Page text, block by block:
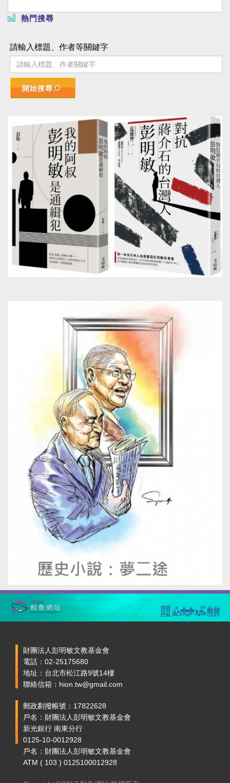
熱門搜尋
請輸入標題、作者等關鍵字
開始搜尋
財團法人彭明敏文教基金會
電話：02-25175680
地址：台北市松江路9號14樓
聯絡信箱：hion.tw@gmail.com
郵政劃撥帳號：17822628
戶名：財團法人彭明敏文教基金會
新光銀行 南東分行
0125-10-0012928
戶名：財團法人彭明敏文教基金會
ATM ( 103 ) 0125100012928